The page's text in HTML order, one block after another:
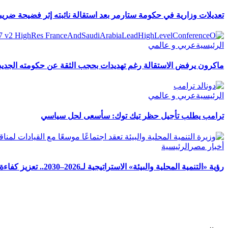
تعديلات وزارية في حكومة ستارمر بعد استقالة نائبته إثر فضيحة
الرئيسيةعربي و عالمي
ماكرون يرفض الاستقالة رغم تهديدات بحجب الثقة عن حكومته
الرئيسيةعربي و عالمي
ترامب يطلب تأجيل حظر تيك توك: سأسعى لحل سياسي
أخبار مصر الرئيسية
رؤية «التنمية المحلية والبيئة» الاستراتيجية لـ2026–2030.. تعزيز كفاءة الإدارة المحلية وتحقيق التنمية بالمحافظات